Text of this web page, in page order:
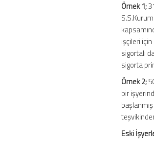
Örnek 1;
işçileri
sigortalı
sigorta
Örnek 2;
bir
Eski